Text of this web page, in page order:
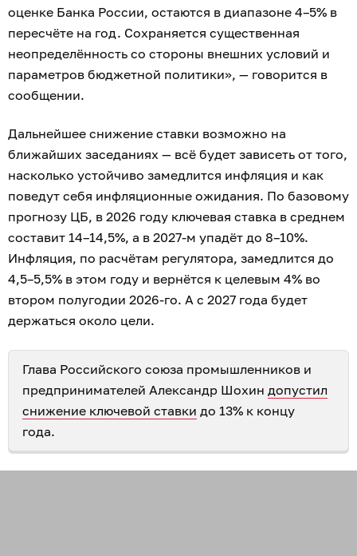
оценке Банка России, остаются в диапазоне 4–5% в
пересчёте на год. Сохраняется существенная
неопределённость со стороны внешних условий и
параметров бюджетной политики», — говорится в
сообщении.
Дальнейшее снижение ставки возможно на
ближайших заседаниях — всё будет зависеть от того,
насколько устойчиво замедлится инфляция и как
поведут себя инфляционные ожидания. По базовому
прогнозу ЦБ, в 2026 году ключевая ставка в среднем
составит 14–14,5%, а в 2027-м упадёт до 8–10%.
Инфляция, по расчётам регулятора, замедлится до
4,5–5,5% в этом году и вернётся к целевым 4% во
втором полугодии 2026-го. А с 2027 года будет
держаться около цели.
Глава Российского союза промышленников и
предпринимателей Александр Шохин допустил
снижение ключевой ставки до 13% к концу
года.